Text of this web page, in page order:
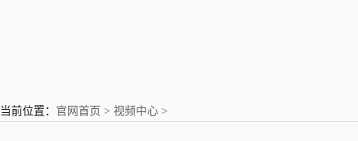
当前位置： 官网首页 > 视频中心 >